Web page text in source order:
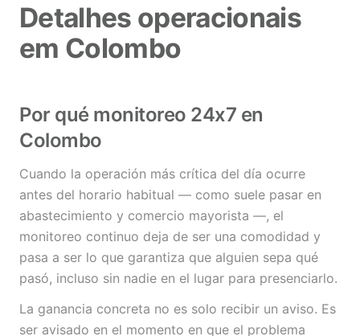
Detalhes operacionais
em Colombo
Por qué monitoreo 24x7 en
Colombo
Cuando la operación más crítica del día ocurre
antes del horario habitual — como suele pasar en
abastecimiento y comercio mayorista —, el
monitoreo continuo deja de ser una comodidad y
pasa a ser lo que garantiza que alguien sepa qué
pasó, incluso sin nadie en el lugar para presenciarlo.
La ganancia concreta no es solo recibir un aviso. Es
ser avisado en el momento en que el problema